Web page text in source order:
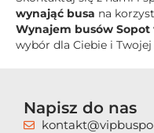
wynająć busa na
Wynajem busów Sopot
wybór dla Ciebie i
Napisz do nas